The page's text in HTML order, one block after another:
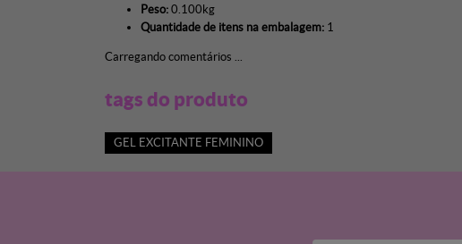
Peso: 0.100kg
Quantidade de itens na embalagem: 1
Carregando comentários ...
tags do produto
GEL EXCITANTE FEMININO